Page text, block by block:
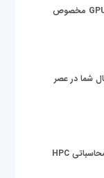
قیمت سرور گرافیکی | خرید GPU Server مخصوص
شما در عصر